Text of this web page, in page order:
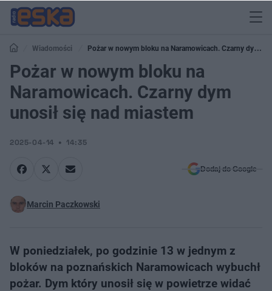
Wiadomości
Pożar w nowym bloku na Naramowicach. Czarny dym
unosił się nad miastem
Pożar w nowym bloku na
Naramowicach. Czarny dym
unosił się nad miastem
2025-04-14 14:35
Dodaj do Google
Marcin Paczkowski
W poniedziałek, po godzinie 13 w jednym z
bloków na poznańskich Naramowicach wybuchł
pożar. Dym który unosił się w powietrze widać